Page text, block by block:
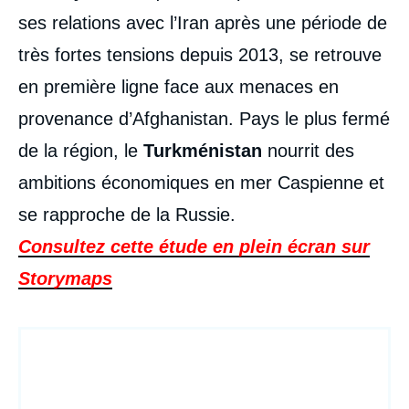
ses relations avec l’Iran après une période de
très fortes tensions depuis 2013, se retrouve
en première ligne face aux menaces en
provenance d’Afghanistan. Pays le plus fermé
de la région, le Turkménistan nourrit des
ambitions économiques en mer Caspienne et
se rapproche de la Russie.
Consultez cette étude en plein écran sur
Storymaps
chute de l'URSS : focus sur l'Asie centrale »,
Articles, Ifri, 30 septembre 2021.
Copier